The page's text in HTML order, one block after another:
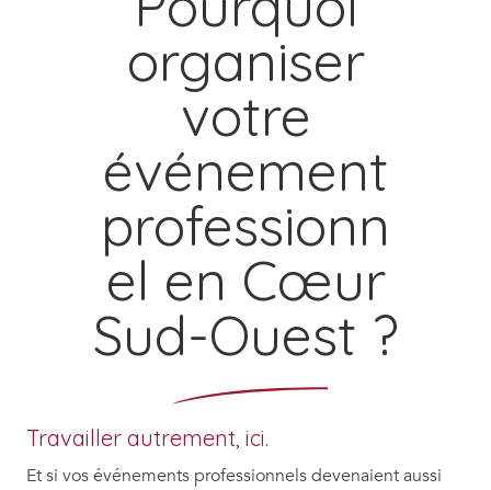
organiser
votre
événement
professionn
el en Cœur
Sud-Ouest ?
Travailler autrement, ici.
Et si vos événements professionnels devenaient aussi